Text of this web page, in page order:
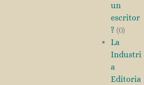
un
escritor
? (0)
La
Industri
a
Editoria